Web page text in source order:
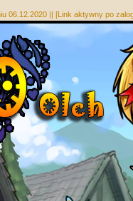
06.12.2020 || [Link aktywny po